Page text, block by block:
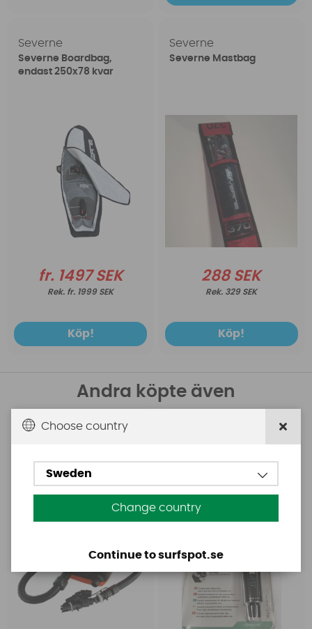
Severne
Severne Boardbag,
endast 250x78 kvar
fr. 1497 SEK
fr. 1999 SEK
Köp!
Severne
Severne Mastbag
288 SEK
329 SEK
Köp!
Andra köpte även
Base
SUP Pump
Choose country
Sweden
Change country
Continue to surfspot.se